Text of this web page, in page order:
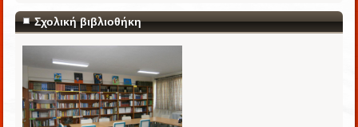
Σχολική βιβλιοθήκη